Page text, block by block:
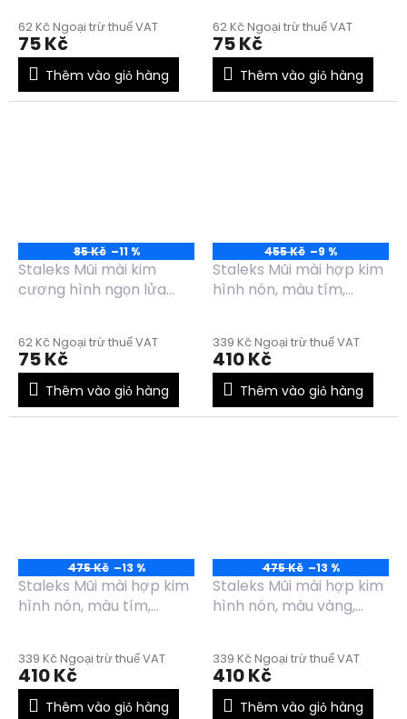
62 Kč Ngoại trừ thuế VAT
75 Kč
Thêm vào giỏ hàng
62 Kč Ngoại trừ thuế VAT
75 Kč
Thêm vào giỏ hàng
85 Kč –11 %
Staleks Mũi mài kim
cương hình ngọn lửa
62 Kč Ngoại trừ thuế VAT
75 Kč
Thêm vào giỏ hàng
455 Kč –9 %
Staleks Mũi mài hợp kim
hình nón, màu tím,
FT90V060/14
339 Kč Ngoại trừ thuế VAT
410 Kč
Thêm vào giỏ hàng
475 Kč –13 %
Staleks Mũi mài hợp kim
hình nón, màu tím,
339 Kč Ngoại trừ thuế VAT
410 Kč
Thêm vào giỏ hàng
475 Kč –13 %
Staleks Mũi mài hợp kim
hình nón, màu vàng,
339 Kč Ngoại trừ thuế VAT
410 Kč
Thêm vào giỏ hàng